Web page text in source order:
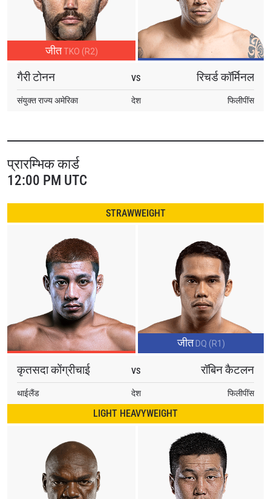
जीत TKO (R2)
गैरी टोनन VS रिचर्ड कॉर्मिनल
संयुक्त राज्य अमेरिका देश फिलीपींस
प्रारम्भिक कार्ड
12:00 PM UTC
STRAWWEIGHT
जीत DQ (R1)
कृतसदा कोंग्रीचाई VS रॉबिन कैटलन
थाईलैंड देश फिलीपींस
LIGHT HEAVYWEIGHT